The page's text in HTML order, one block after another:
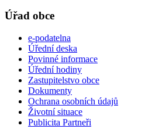
Úřad obce
e-podatelna
Úřední deska
Povinné informace
Úřední hodiny
Zastupitelstvo obce
Dokumenty
Ochrana osobních údajů
Životní situace
Publicita Partneři